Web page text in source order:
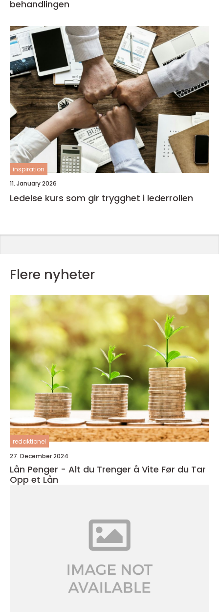
behandlingen
inspiration
11. January 2026
Ledelse kurs som gir trygghet i lederrollen
Flere nyheter
redaktionel
27. December 2024
Lån Penger - Alt du Trenger å Vite Før du Tar
Opp et Lån